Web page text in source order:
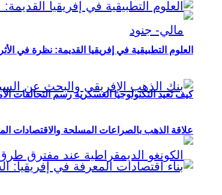
كيف تعيد التكنولوجيا العسكرية رسم التحالفات
العلوم التطبيقية في إفريقيا القديمة: نظرة في
علاقة الذهب بالصراعات المسلحة والاقتصادات الموازية